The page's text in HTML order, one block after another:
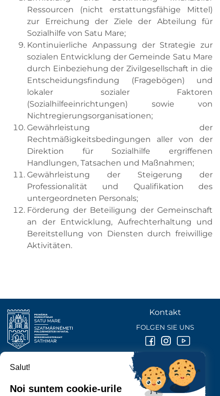
Ressourcen (nicht erstattungsfähige Mittel)
zur Erreichung der Ziele der Abteilung für
Sozialhilfe von Satu Mare;
Kontinuierliche Anpassung der Strategie zur
sozialen Entwicklung der Gemeinde Satu Mare
durch Einbeziehung der Zivilgesellschaft in die
Entscheidungsfindung (Fragebögen) und
lokaler sozialer Faktoren
(Sozialhilfeeinrichtungen) sowie von
Nichtregierungsorganisationen;
Gewährleistung der
Rechtmäßigkeitsbedingungen aller von der
Direktion für Sozialhilfe ergriffenen
Handlungen, Tatsachen und Maßnahmen;
Gewährleistung der Steigerung der
Professionalität und Qualifikation des
untergeordneten Personals;
Förderung der Beteiligung der Gemeinschaft
an der Entwicklung, Aufrechterhaltung und
Bereitstellung von Diensten durch freiwillige
Aktivitäten.
BÜRGERMEISTERAMT DER STADT
P-ȚA 25 OCTOMBRIE, NR. 1 CORP M, 440026 SATU MARE
Kontakt
FOLGEN SIE UNS
Salut!
Noi suntem cookie-urile